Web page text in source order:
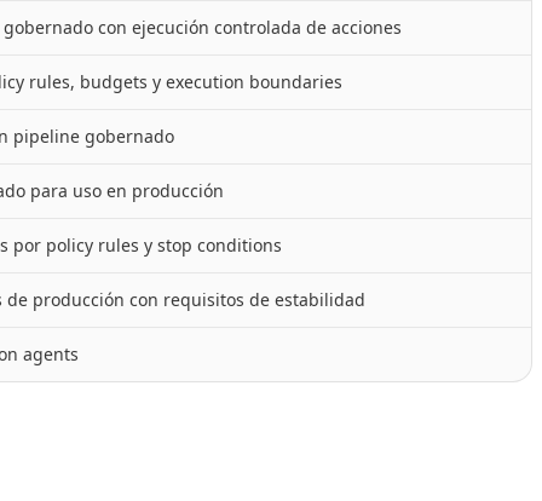
con ejecución controlada de acciones
rules, budgets y execution boundaries
pipeline gobernado
para uso en producción
por policy rules y stop conditions
de producción con requisitos de estabilidad
agents